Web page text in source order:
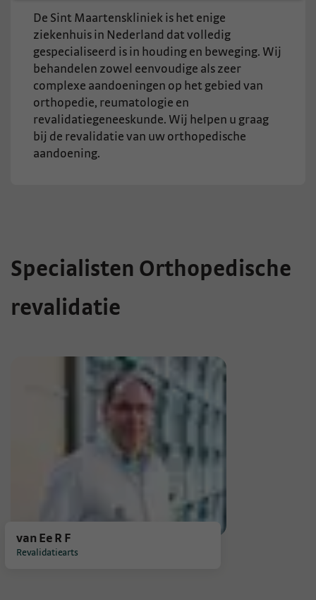
De Sint Maartenskliniek is het enige
ziekenhuis in Nederland dat volledig
gespecialiseerd is in houding en beweging. Wij
behandelen zowel eenvoudige als zeer
complexe aandoeningen op het gebied van
orthopedie, reumatologie en
revalidatiegeneeskunde. Wij helpen u graag
bij de revalidatie van uw orthopedische
aandoening.
Specialisten Orthopedische
revalidatie
van Ee R F
Revalidatiearts